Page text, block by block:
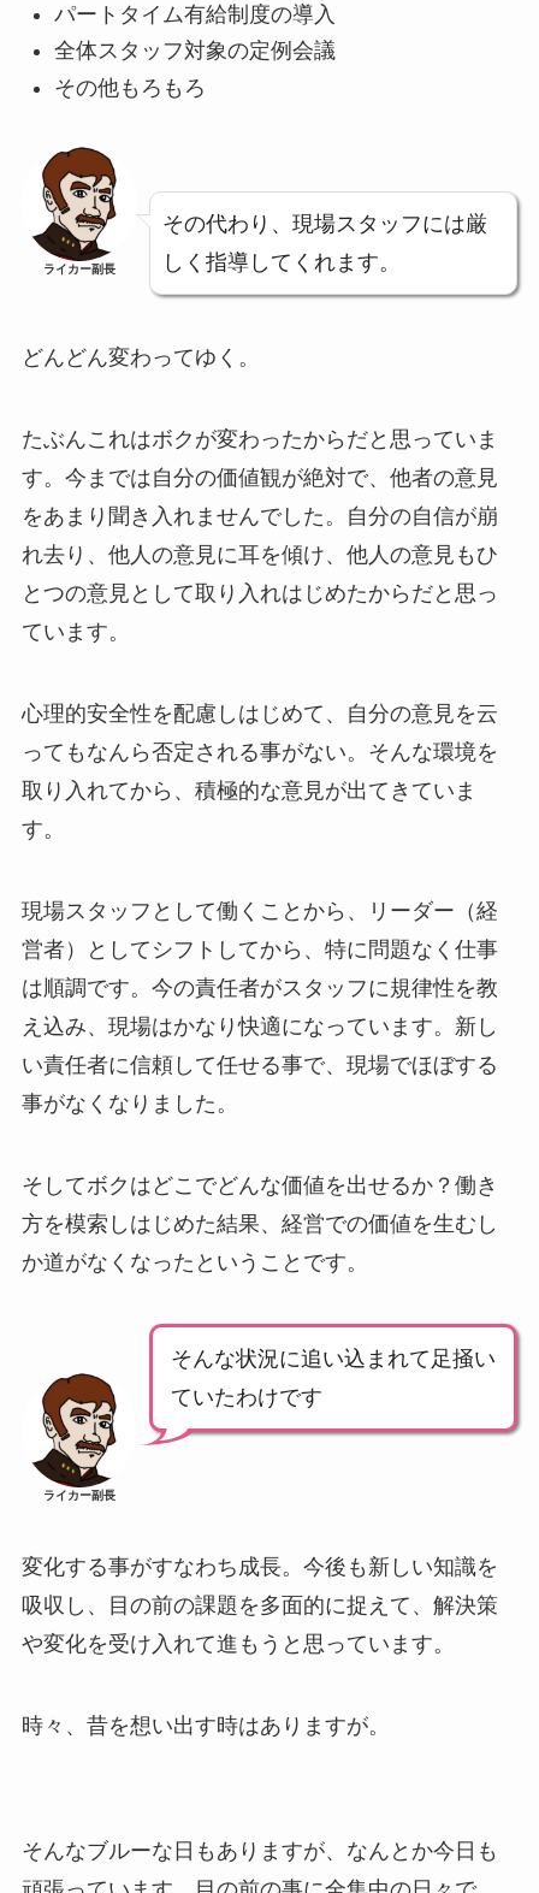
パートタイム有給制度の導入
全体スタッフ対象の定例会議
その他もろもろ
ライカー副長
その代わり、現場スタッフには厳
しく指導してくれます。
どんどん変わってゆく。
たぶんこれはボクが変わったからだと思っていま
す。今までは自分の価値観が絶対で、他者の意見
をあまり聞き入れませんでした。自分の自信が崩
れ去り、他人の意見に耳を傾け、他人の意見もひ
とつの意見として取り入れはじめたからだと思っ
ています。
心理的安全性を配慮しはじめて、自分の意見を云
ってもなんら否定される事がない。そんな環境を
取り入れてから、積極的な意見が出てきていま
す。
現場スタッフとして働くことから、リーダー（経
営者）としてシフトしてから、特に問題なく仕事
は順調です。今の責任者がスタッフに規律性を教
え込み、現場はかなり快適になっています。新し
い責任者に信頼して任せる事で、現場でほぼする
事がなくなりました。
そしてボクはどこでどんな価値を出せるか？働き
方を模索しはじめた結果、経営での価値を生むし
か道がなくなったということです。
ライカー副長
そんな状況に追い込まれて足掻い
ていたわけです
変化する事がすなわち成長。今後も新しい知識を
吸収し、目の前の課題を多面的に捉えて、解決策
や変化を受け入れて進もうと思っています。
時々、昔を想い出す時はありますが。
そんなブルーな日もありますが、なんとか今日も